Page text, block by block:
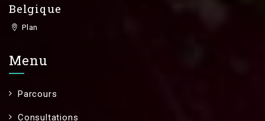
Belgique
Plan
Menu
Parcours
Consultations